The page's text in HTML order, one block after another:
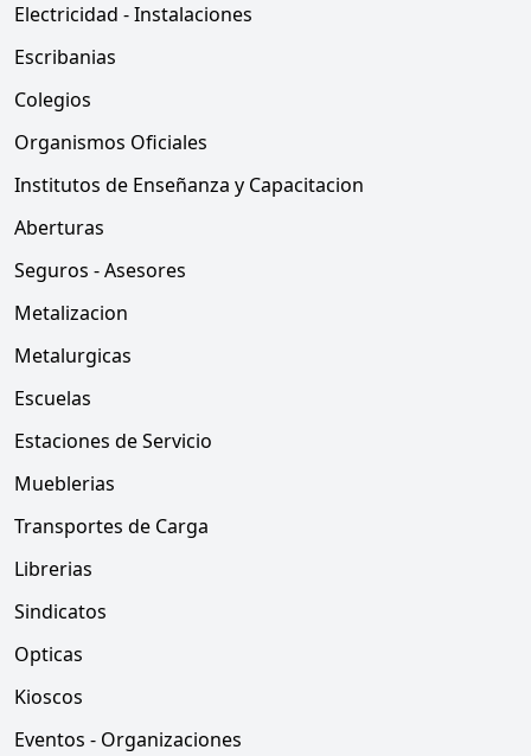
Electricidad - Instalaciones
Escribanias
Colegios
Organismos Oficiales
Institutos de Enseñanza y Capacitacion
Aberturas
Seguros - Asesores
Metalizacion
Metalurgicas
Escuelas
Estaciones de Servicio
Mueblerias
Transportes de Carga
Librerias
Sindicatos
Opticas
Kioscos
Eventos - Organizaciones